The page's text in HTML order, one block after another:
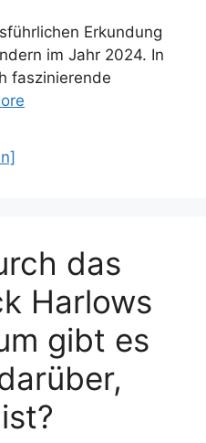
Erkundung
im Jahr 2024. In
faszinierende
das
Harlows
gibt es